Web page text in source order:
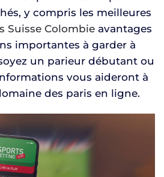
y compris les meilleures
Suisse Colombie avantages
importantes à garder à
un parieur débutant ou
vous aideront à
des paris en ligne.